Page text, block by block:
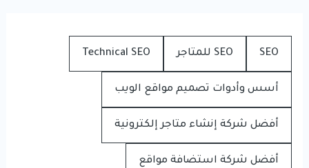
SEO SEO للمتاجر Technical SEO
أسس وأدوات تصميم مواقع الويب
أفضل شركة إنشاء متاجر إلكترونية
أفضل شركة استضافة مواقع